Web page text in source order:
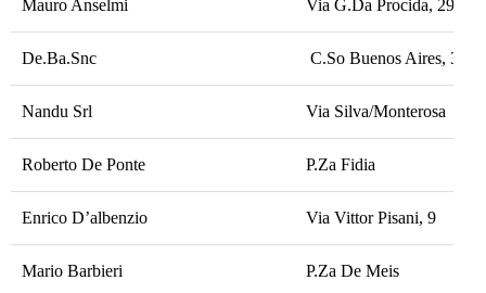
Mauro Anselmi Via G.Da Procida, 29
De.Ba.Snc C.So Buenos Aires, 30
Nandu Srl Via Silva/Monterosa
Roberto De Ponte P.Za Fidia
Enrico D’albenzio Via Vittor Pisani, 9
Mario Barbieri P.Za De Meis